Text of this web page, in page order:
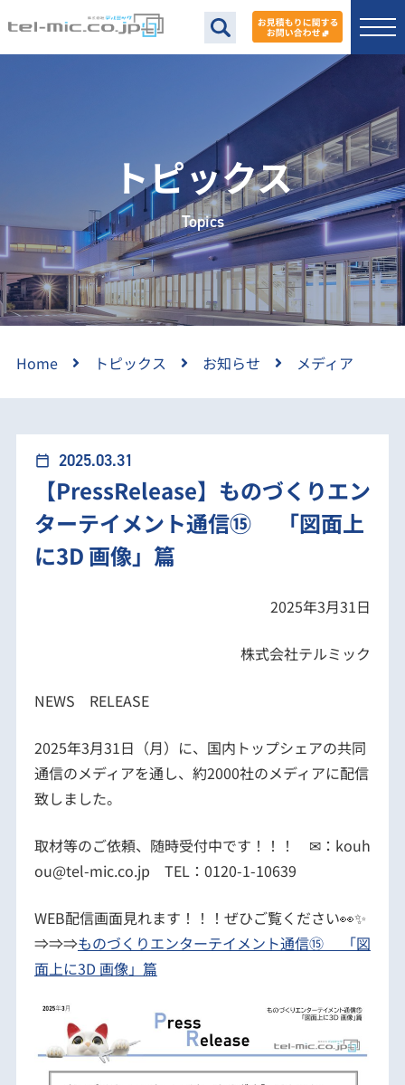
トピックス
Topics
Home トピックス お知らせ メディア
【PressRelease】ものづくりエンターテイメント通
信⑮ 「図面上に3D 画像」篇
calendar_today 2025.03.31
【PressRelease】ものづくりエン
ターテイメント通信⑮ 「図面上
に3D 画像」篇
2025年3月31日
株式会社テルミック
NEWS RELEASE
2025年3月31日（月）に、国内トップシェアの共同
通信のメディアを通し、約2000社のメディアに配信
致しました。
取材等のご依頼、随時受付中です！！！ ✉：kouh
ou@tel-mic.co.jp TEL：0120-1-10639
WEB配信画面見れます！！！ぜひご覧ください👀✨
⇒⇒⇒ものづくりエンターテイメント通信⑮ 「図
面上に3D 画像」篇